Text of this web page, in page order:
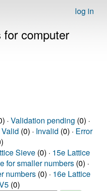
log in
for computer
· Validation pending (0) ·
Valid (0) · Invalid (0) · Error
Sieve (0) · 15e Lattice
for smaller numbers (0) ·
numbers (0) · 16e Lattice
(0)